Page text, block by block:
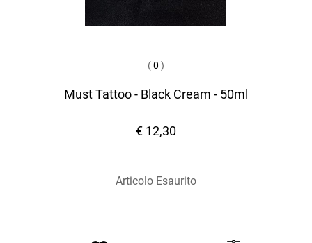
(0 )
Must Tattoo - Black Cream - 50ml
€ 12,30
Articolo Esaurito